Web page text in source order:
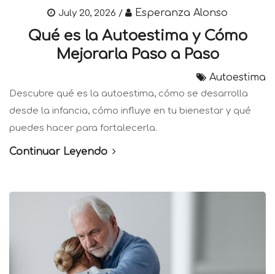
July 20, 2026 / Esperanza Alonso
Qué es la Autoestima y Cómo
Mejorarla Paso a Paso
Autoestima
Descubre qué es la autoestima, cómo se desarrolla
desde la infancia, cómo influye en tu bienestar y qué
puedes hacer para fortalecerla.
Continuar Leyendo